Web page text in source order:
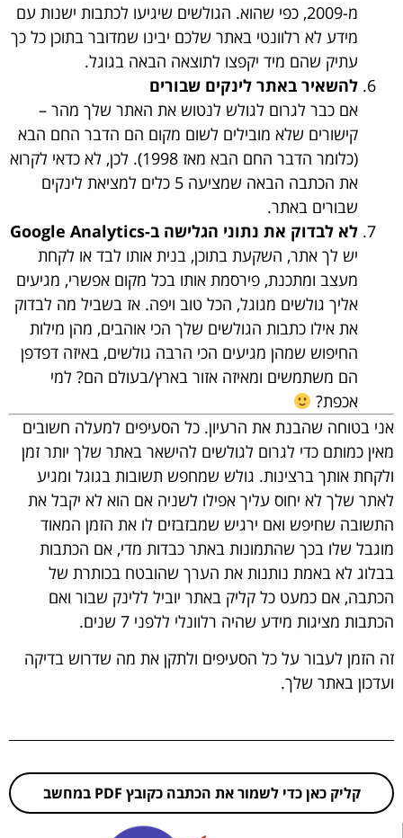
מ-2009, כפי שהוא. הגולשים שיגיעו לכתבות ישנות עם
מידע לא רלוונטי באתר שלכם יבינו שמדובר בתוכן כל כך
עתיק שהם מיד יקפצו לתוצאה הבאה בגוגל.
להשאיר באתר לינקים שבורים
אם כבר לגרום לגולש לנטוש את האתר שלך מהר –
קישורים שלא מובילים לשום מקום הם הדבר החם הבא
(כלומר הדבר החם הבא מאז 1998). לכן, לא כדאי לקרוא
את הכתבה הבאה שמציעה
5 כלים למציאת לינקים
שבורים באתר.
לא לבדוק את נתוני הגלישה ב-Google Analytics
יש לך אתר, השקעת בתוכן, בנית אותו לבד או לקחת
מעצב ומתכנת, פירסמת אותו בכל מקום אפשרי, מגיעים
אליך גולשים מגוגל, הכל טוב ויפה. אז בשביל מה לבדוק
את אילו כתבות הגולשים שלך הכי אוהבים, מהן מילות
החיפוש שמהן מגיעים הכי הרבה גולשים, באיזה דפדפן
הם משתמשים ומאיזה אזור בארץ/בעולם הם? למי
אכפת?
אני בטוחה שהבנת את הרעיון. כל הסעיפים למעלה חשובים
מאין כמותם כדי לגרום לגולשים להישאר באתר שלך יותר זמן
ולקחת אותך ברצינות. גולש שמחפש תשובות בגוגל ומגיע
לאתר שלך לא יחוס עליך אפילו לשניה אם הוא לא יקבל את
התשובה שחיפש ואם ירגיש שמבזבזים לו את הזמן המאוד
מוגבל שלו בכך שהתמונות באתר כבדות מדי, אם הכתבות
בבלוג לא באמת נותנות את הערך שהובטח בכותרת של
הכתבה, אם כמעט כל קליק באתר יוביל ללינק שבור ואם
הכתבות מציגות מידע שהיה רלוונלי ללפני 7 שנים.
זה הזמן לעבור על כל הסעיפים ולתקן את מה שדרוש בדיקה
ועדכון באתר שלך.
קליק כאן כדי לשמור את הכתבה כקובץ PDF במחשב